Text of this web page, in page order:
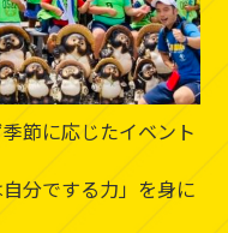
節に応じたイベント
分でする力」を身に